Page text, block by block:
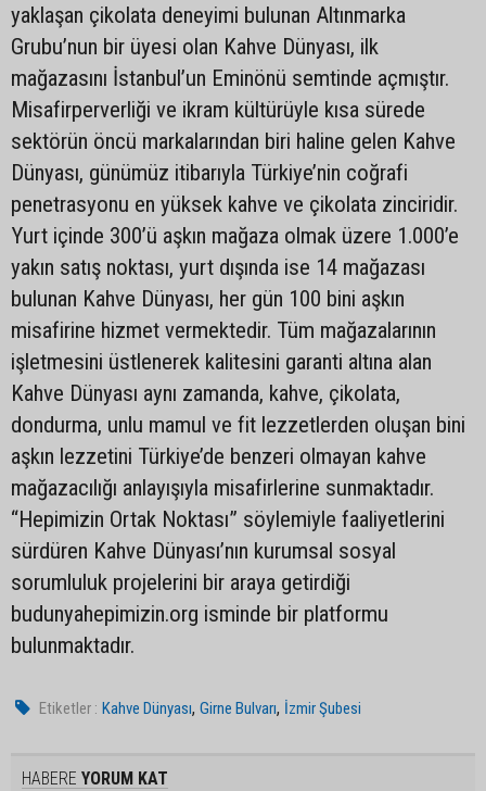
yaklaşan çikolata deneyimi bulunan Altınmarka
Grubu’nun bir üyesi olan Kahve Dünyası, ilk
mağazasını İstanbul’un Eminönü semtinde açmıştır.
Misafirperverliği ve ikram kültürüyle kısa sürede
sektörün öncü markalarından biri haline gelen Kahve
Dünyası, günümüz itibarıyla Türkiye’nin coğrafi
penetrasyonu en yüksek kahve ve çikolata zinciridir.
Yurt içinde 300’ü aşkın mağaza olmak üzere 1.000’e
yakın satış noktası, yurt dışında ise 14 mağazası
bulunan Kahve Dünyası, her gün 100 bini aşkın
misafirine hizmet vermektedir. Tüm mağazalarının
işletmesini üstlenerek kalitesini garanti altına alan
Kahve Dünyası aynı zamanda, kahve, çikolata,
dondurma, unlu mamul ve fit lezzetlerden oluşan bini
aşkın lezzetini Türkiye’de benzeri olmayan kahve
mağazacılığı anlayışıyla misafirlerine sunmaktadır.
“Hepimizin Ortak Noktası” söylemiyle faaliyetlerini
sürdüren Kahve Dünyası’nın kurumsal sosyal
sorumluluk projelerini bir araya getirdiği
budunyahepimizin.org isminde bir platformu
bulunmaktadır.
Etiketler : Kahve Dünyası,Girne Bulvarı, İzmir Şubesi
HABERE YORUM KAT